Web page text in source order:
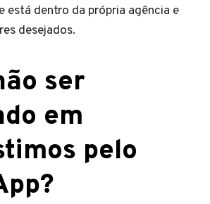
está dentro da própria agência e
desejados.
ser
em
pelo